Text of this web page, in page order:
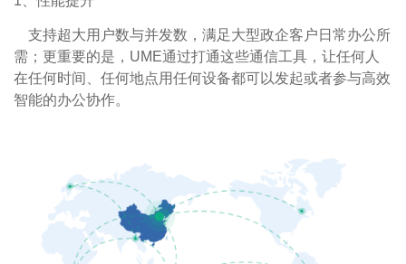
支持超大用户数与并发数，满足大型政企客户日常办公所
需；更重要的是，UME通过打通这些通信工具，让任何人
在任何时间、任何地点用任何设备都可以发起或者参与高效
智能的办公协作。